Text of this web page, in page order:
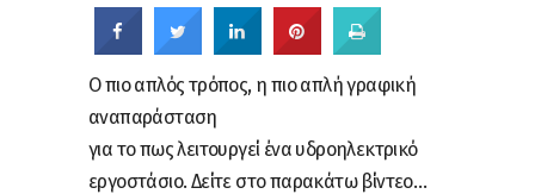
Ο πιο απλός τρόπος, η πιο απλή γραφική
αναπαράσταση
για το πως λειτουργεί ένα υδροηλεκτρικό
εργοστάσιο. Δείτε στο παρακάτω βίντεο…